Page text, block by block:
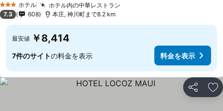
3 ホテルのランク
ホテル ホテル内の中華レストラン
7.3 608 本庄, 神川町まで8.2 km
最安値 ￥8,414
7件のサイトの料金を表示 料金を表示
シェア お